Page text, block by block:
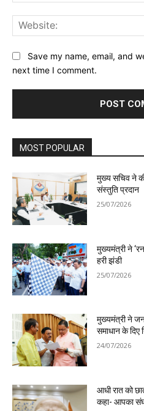
Save my name, email, and
next time I comment.
MOST POPULAR
मुख्य सचिव ने की
संस्तुति प्रदान
25/07/2026
मुख्यमंत्री ने
हरी झंडी
25/07/2026
मुख्यमंत्री ने
समाधान के दिए
24/07/2026
आधी रात को
कहा- आपका